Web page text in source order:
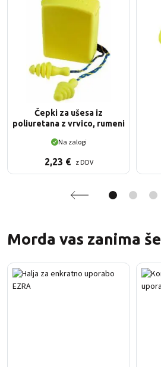
Čepki za ušesa iz
poliuretana z vrvico, rumeni
Na zalogi
2,23 € z DDV
Morda vas zanima še